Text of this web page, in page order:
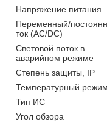
Напряжение питания
Переменный/
ток (AC/DC)
Световой поток в
аварийном режиме
Степень защиты, IP
Температурный режим
Тип ИС
Угол обзора